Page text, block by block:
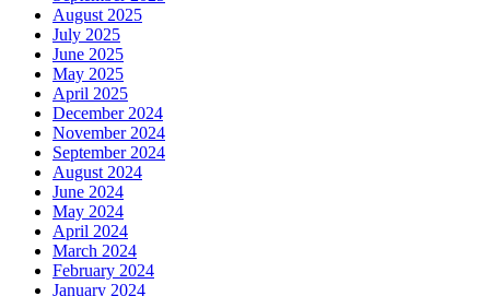
August 2025
July 2025
June 2025
May 2025
April 2025
December 2024
November 2024
September 2024
August 2024
June 2024
May 2024
April 2024
March 2024
February 2024
January 2024